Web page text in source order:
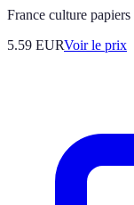
France culture papiers
5.59 EURVoir le prix